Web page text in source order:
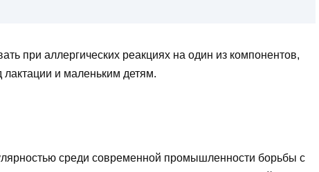
при аллергических реакциях на один из компонентов,
и маленьким детям.
среди современной промышленности борьбы с